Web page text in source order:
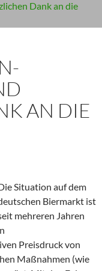
AN DIE
Situation auf dem
Biermarkt ist
mehreren Jahren
Preisdruck von
Maßnahmen (wie